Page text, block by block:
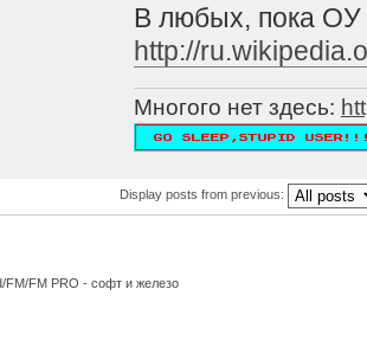
В любых, пока ОУ
http://
Многого нет здесь:
Display posts from previous:
FM/FM PRO - софт и железо